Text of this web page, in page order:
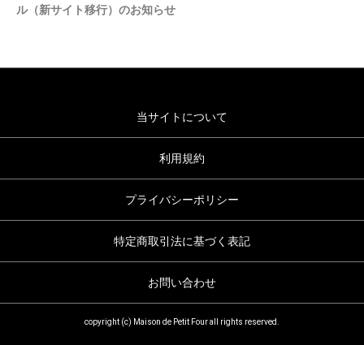
ル（新サイト移行）のお知らせ
当サイトについて
利用規約
プライバシーポリシー
特定商取引法に基づく表記
お問い合わせ
copyright (c) Maison de Petit Four all rights reserved.